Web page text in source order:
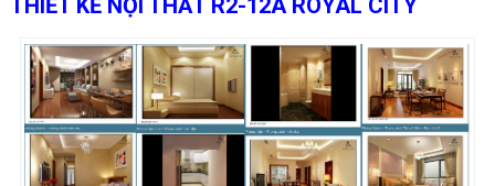
THIẾT KẾ NỘI THẤT R2-12A ROYAL CITY